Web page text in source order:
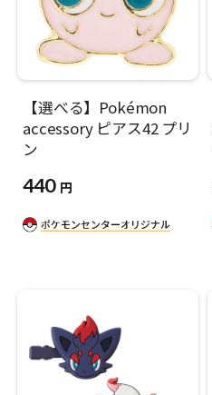
【選べる】Pokémon
accessory ピアス42 プリ
ン
440 円